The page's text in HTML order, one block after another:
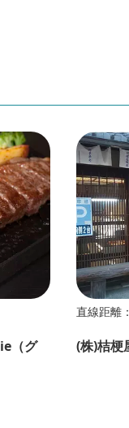
（グ
直線距離
(株)桔梗